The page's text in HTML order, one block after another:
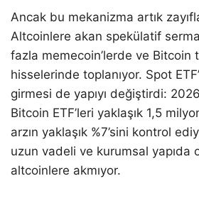
Ancak bu mekanizma artık
Altcoinlere akan spekülatif
fazla memecoin’lerde ve Bitcoin
hisselerinde toplanıyor. Spot
girmesi de yapıyı değiştirdi:
Bitcoin ETF’leri yaklaşık 1,5
arzın yaklaşık %7’sini kontrol
uzun vadeli ve kurumsal yapıda
altcoinlere akmıyor.